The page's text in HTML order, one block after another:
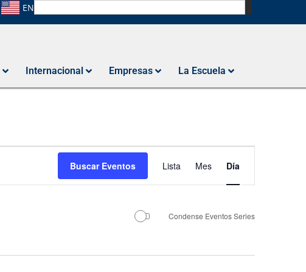
EN
Internacional Empresas La Escuela
Buscar Eventos
de
de
Lista Mes Día
Condense Eventos Series